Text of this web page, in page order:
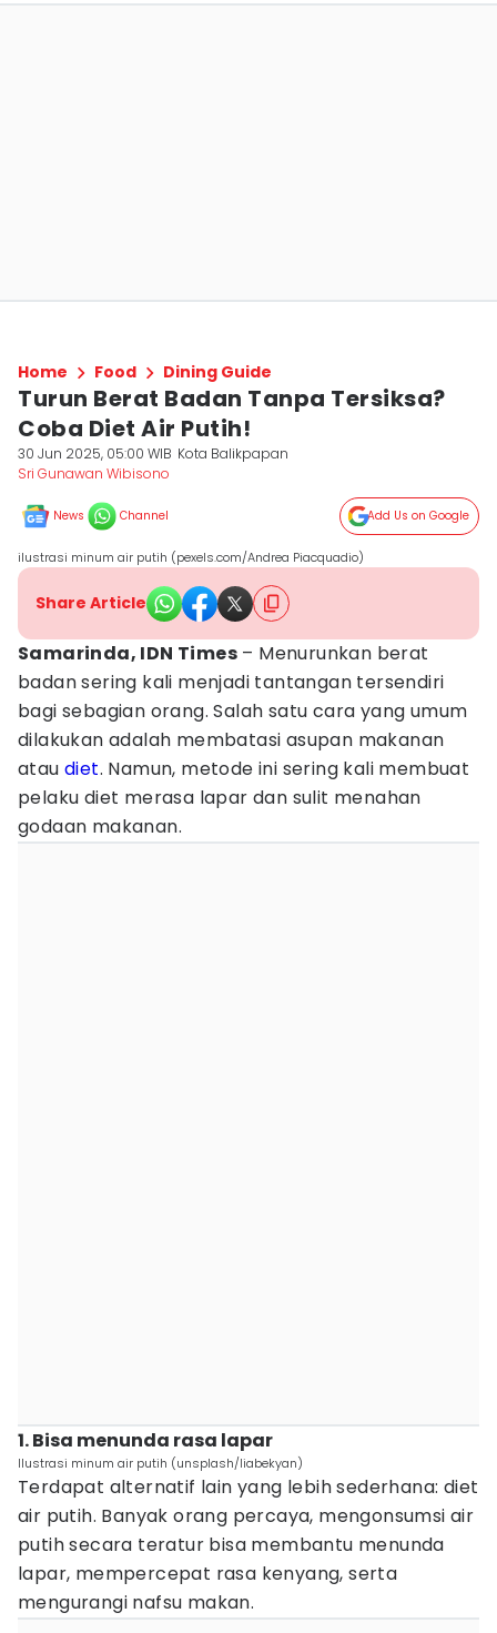
Home Food Dining Guide
Turun Berat Badan Tanpa Tersiksa?
Coba Diet Air Putih!
30 Jun 2025, 05:00 WIB Kota Balikpapan
Sri Gunawan Wibisono
News Channel Add Us on Google
ilustrasi minum air putih (pexels.com/Andrea Piacquadio)
Share Article
Samarinda, IDN Times – Menurunkan berat
badan sering kali menjadi tantangan tersendiri
bagi sebagian orang. Salah satu cara yang umum
dilakukan adalah membatasi asupan makanan
atau diet. Namun, metode ini sering kali membuat
pelaku diet merasa lapar dan sulit menahan
godaan makanan.
1. Bisa menunda rasa lapar
Ilustrasi minum air putih (unsplash/liabekyan)
Terdapat alternatif lain yang lebih sederhana: diet
air putih. Banyak orang percaya, mengonsumsi air
putih secara teratur bisa membantu menunda
lapar, mempercepat rasa kenyang, serta
mengurangi nafsu makan.